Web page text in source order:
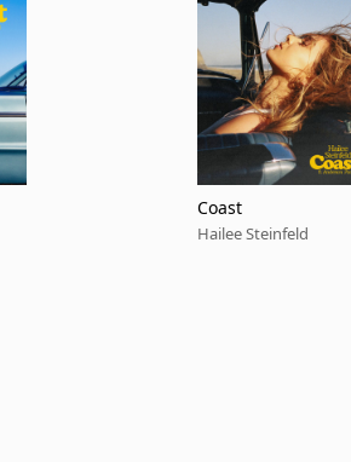
Coast
Hailee Steinfeld